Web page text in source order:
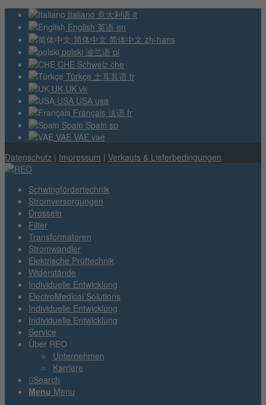
Italiano 意大利语 it
English 英语 en
简体中文 简体中文 zh-hans
polski 波兰语 pl
CHE Schweiz che
Türkçe 土耳其语 tr
UK UK vk
USA USA usa
Français 法语 fr
Spain Spain sp
VAE VAE vae
Datenschutz | Impressum | Verkaufs & Lieferbedingungen
Schwingfördertechnik
Stromversorgungen
Drosseln
Filter
Transformatoren
Stromwandler
Elektrische Prüftechnik
Widerstände
Individuelle Entwicklung
ElectroMedical Solutions
Individuelle Entwicklung
Individuelle Entwicklung
Service
Über REO
Unternehmen
Karriere
Search
Menu Menu